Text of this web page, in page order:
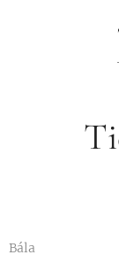
Bála